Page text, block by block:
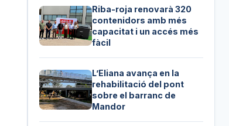
Riba-roja renovarà 320
contenidors amb més
capacitat i un accés més
fàcil
L’Eliana avança en la
rehabilitació del pont
sobre el barranc de
Mandor